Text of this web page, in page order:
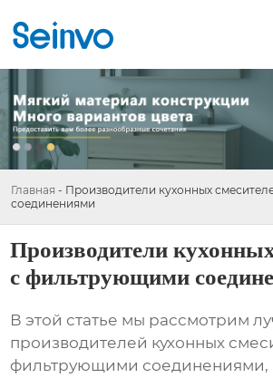
Главная - Производители кухонных
соединениями
Производители
с фильтрующими
В этой статье мы рассмотрим
производителей кухонных
фильтрующими соединениями